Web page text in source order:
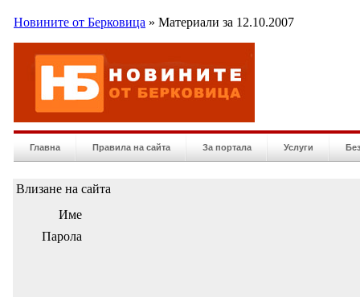
Новините от Берковица » Материали за 12.10.2007
Главна Правила на сайта За портала Услуги
Влизане на сайта
Име
Парола